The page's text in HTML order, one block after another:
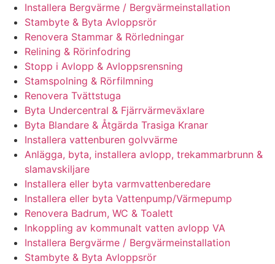
Installera Bergvärme / Bergvärmeinstallation
Stambyte & Byta Avloppsrör
Renovera Stammar & Rörledningar
Relining & Rörinfodring
Stopp i Avlopp & Avloppsrensning
Stamspolning & Rörfilmning
Renovera Tvättstuga
Byta Undercentral & Fjärrvärmeväxlare
Byta Blandare & Åtgärda Trasiga Kranar
Installera vattenburen golvvärme
Anlägga, byta, installera avlopp, trekammarbrunn &
slamavskiljare
Installera eller byta varmvattenberedare
Installera eller byta Vattenpump/Värmepump
Renovera Badrum, WC & Toalett
Inkoppling av kommunalt vatten avlopp VA
Installera Bergvärme / Bergvärmeinstallation
Stambyte & Byta Avloppsrör